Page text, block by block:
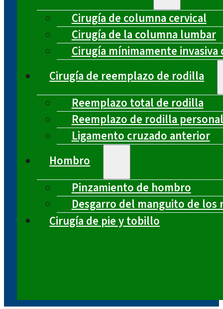
Cirugía de columna cervical
Cirugía de la columna lumbar
Cirugía mínimamente
Cirugía de reemplazo de rodilla
Reemplazo total de rodilla
Reemplazo de rodilla
Ligamento cruzado anterior
Hombro
Pinzamiento de hombro
Desgarro del manguito de los
Cirugía de pie y tobillo